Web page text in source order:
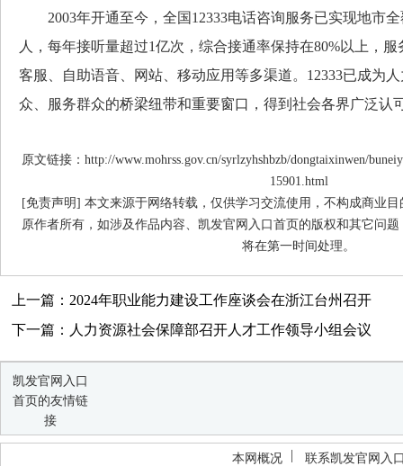
2003年开通至今，全国12333电话咨询服务已实现地市全
人，每年接听量超过1亿次，综合接通率保持在80%以上，
客服、自助语音、网站、移动应用等多渠道。12333已成为
众、服务群众的桥梁纽带和重要窗口，得到社会各界广泛认
原文链接：http://www.mohrss.gov.cn/syrlzyhshbzb/dongtaixinwen/
15901.html
[免责声明] 本文来源于网络转载，仅供学习交流使用，不构成商业
原作者所有，如涉及作品内容、凯发官网入口首页的版权和其它问
将在第一时间处理。
上一篇：2024年职业能力建设工作座谈会在浙江台州召开
下一篇：人力资源社会保障部召开人才工作领导小组会议
凯发官网入口
首页的友情链
接
本网概况
联系凯发官网入